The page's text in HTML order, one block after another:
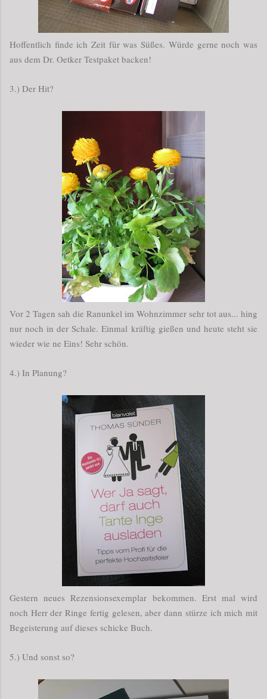
Hoffentlich finde ich Zeit für was Süßes. Würde gerne noch was
aus dem Dr. Oetker Testpaket backen!
3.) Der Hit?
Vor 2 Tagen sah die Ranunkel im Wohnzimmer sehr tot aus... hing
nur noch in der Schale. Einmal kräftig gießen und heute steht sie
wieder wie ne Eins! Sehr schön.
4.) In Planung?
Gestern neues Rezensionsexemplar bekommen. Erst mal wird
noch Herr der Ringe fertig gelesen, aber dann stürze ich mich mit
Begeisterung auf dieses schicke Buch.
5.) Und sonst so?